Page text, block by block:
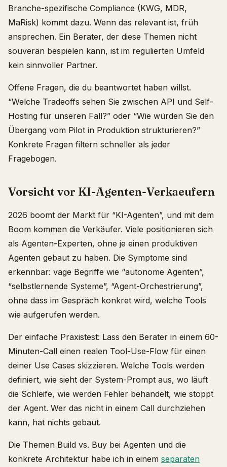
Branche-spezifische Compliance (KWG, MDR,
MaRisk) kommt dazu. Wenn das relevant ist, früh
ansprechen. Ein Berater, der diese Themen nicht
souverän bespielen kann, ist im regulierten Umfeld
kein sinnvoller Partner.
Offene Fragen, die du beantwortet haben willst.
“Welche Tradeoffs sehen Sie zwischen API und Self-
Hosting für unseren Fall?” oder “Wie würden Sie den
Übergang vom Pilot in Produktion strukturieren?”
Konkrete Fragen filtern schneller als jeder
Fragebogen.
Vorsicht vor KI-Agenten-Verkaeufern
2026 boomt der Markt für “KI-Agenten”, und mit dem
Boom kommen die Verkäufer. Viele positionieren sich
als Agenten-Experten, ohne je einen produktiven
Agenten gebaut zu haben. Die Symptome sind
erkennbar: vage Begriffe wie “autonome Agenten”,
“selbstlernende Systeme”, “Agent-Orchestrierung”,
ohne dass im Gespräch konkret wird, welche Tools
wie aufgerufen werden.
Der einfache Praxistest: Lass den Berater in einem 60-
Minuten-Call einen realen Tool-Use-Flow für einen
deiner Use Cases skizzieren. Welche Tools werden
definiert, wie sieht der System-Prompt aus, wo läuft
die Schleife, wie werden Fehler behandelt, wie stoppt
der Agent. Wer das nicht in einem Call durchziehen
kann, hat nichts gebaut.
Die Themen Build vs. Buy bei Agenten und die
konkrete Architektur habe ich in einem separaten